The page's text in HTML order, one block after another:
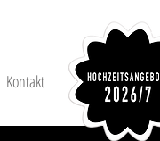
Kontakt